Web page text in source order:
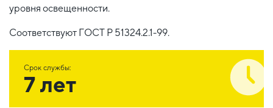
уровня освещенности.
Соответствуют ГОСТ Р 51324.2.1-99.
Срок службы:
7 лет